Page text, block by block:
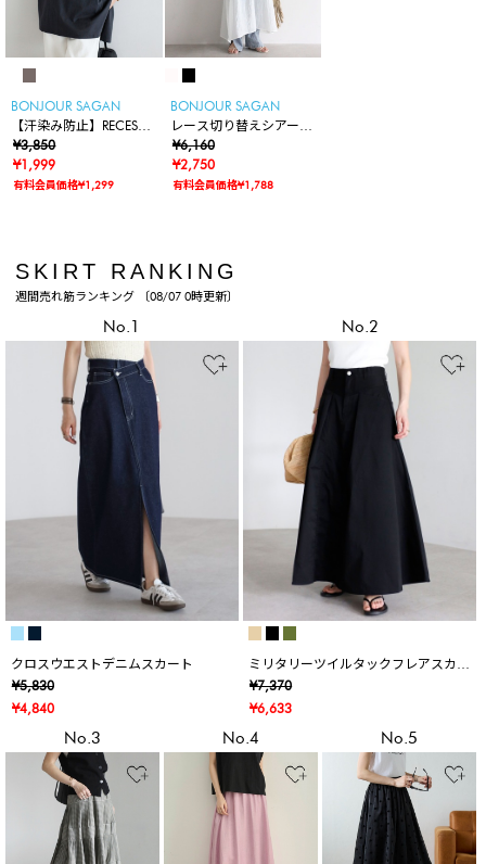
BONJOUR SAGAN
【汗染み防止】RECESS
フォトTシャツ
¥3,850
¥1,999
有料会員価格¥1,299
BONJOUR SAGAN
レース切り替えシアーキ
ャミワンピース
¥6,160
¥2,750
有料会員価格¥1,788
SKIRT RANKING
週間売れ筋ランキング 〔08/07 0時更新〕
No.1
クロスウエストデニムスカート
¥5,830
¥4,840
No.2
ミリタリーツイルタックフレアスカー
ト
¥7,370
¥6,633
No.3 No.4 No.5